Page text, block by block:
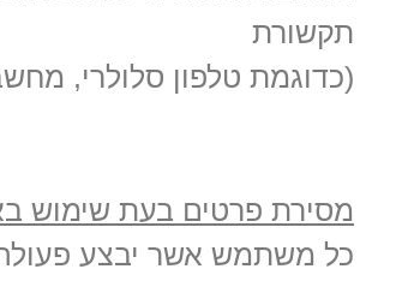
תקשורת
(כדוגמת טלפון סלולרי,
מסירת פרטים בעת שימוש
כל משתמש אשר יבצע